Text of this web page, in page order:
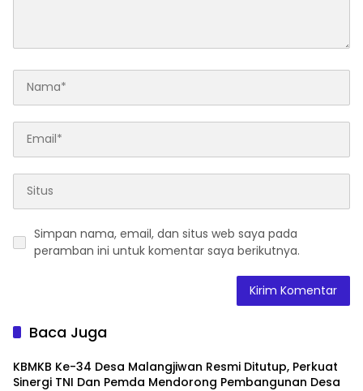
Simpan nama, email, dan situs web saya pada
peramban ini untuk komentar saya berikutnya.
Baca Juga
KBMKB Ke-34 Desa Malangjiwan Resmi Ditutup, Perkuat
Sinergi TNI Dan Pemda Mendorong Pembangunan Desa